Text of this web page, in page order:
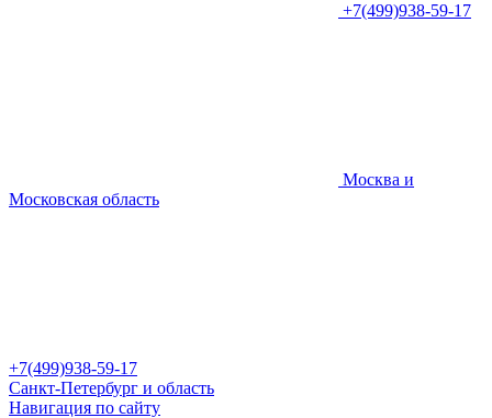
+7(499)938-59-17
Москва и
Московская область
+7(499)938-59-17
Санкт-Петербург и область
Навигация по сайту